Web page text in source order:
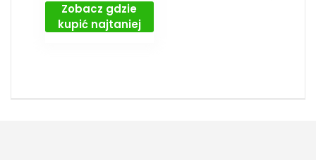
Zobacz gdzie
kupić najtaniej